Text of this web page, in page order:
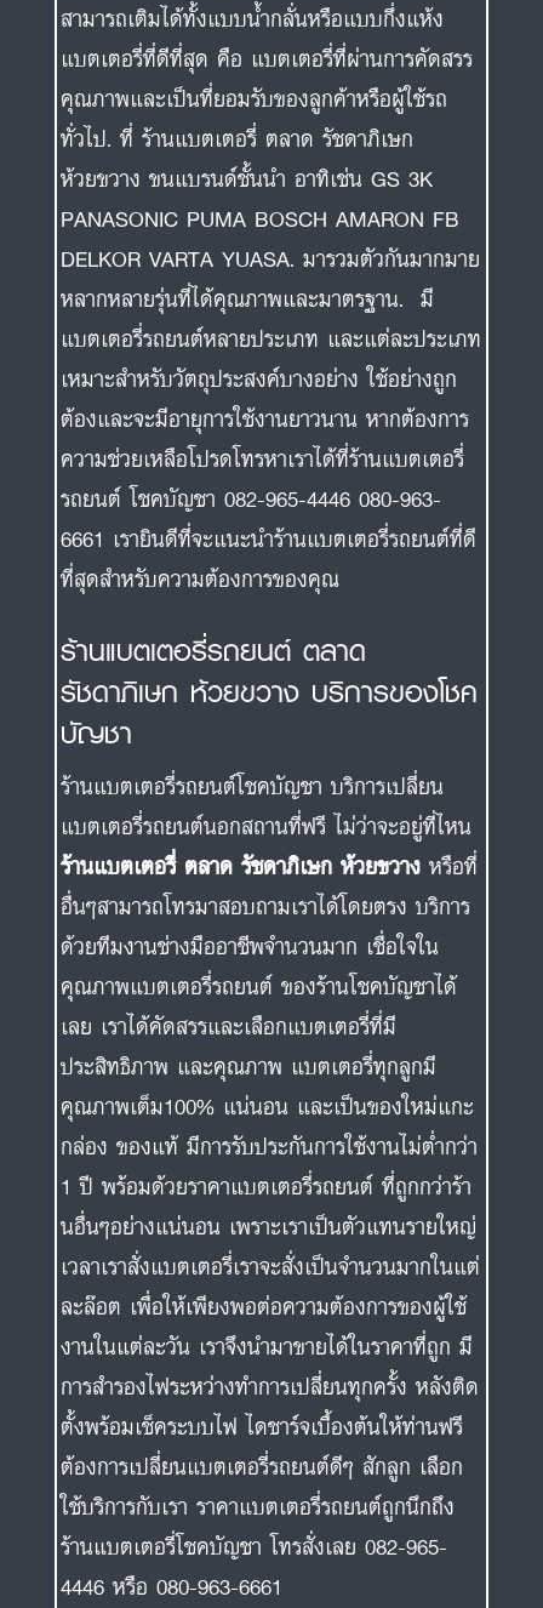
สามารถเติมได้ทั้งแบบน้ำกลั่นหรือแบบกึ่งแห้ง
แบตเตอรี่ที่ดีที่สุด คือ แบตเตอรี่ที่ผ่านการคัดสรร
คุณภาพและเป็นที่ยอมรับของลูกค้าหรือผู้ใช้รถ
ทั่วไป. ที่ ร้านแบตเตอรี่ ตลาด รัชดาภิเษก
ห้วยขวาง ขนแบรนด์ชั้นนำ อาทิเช่น GS 3K
PANASONIC PUMA BOSCH AMARON FB
DELKOR VARTA YUASA. มารวมตัวกันมากมาย
หลากหลายรุ่นที่ได้คุณภาพและมาตรฐาน. มี
แบตเตอรี่รถยนต์หลายประเภท และแต่ละประเภท
เหมาะสำหรับวัตถุประสงค์บางอย่าง ใช้อย่างถูก
ต้องและจะมีอายุการใช้งานยาวนาน หากต้องการ
ความช่วยเหลือโปรดโทรหาเราได้ที่ร้านแบตเตอรี่
รถยนต์ โชคบัญชา 082-965-4446 080-963-
6661 เรายินดีที่จะแนะนำร้านแบตเตอรี่รถยนต์ที่ดี
ที่สุดสำหรับความต้องการของคุณ
ร้านแบตเตอรี่รถยนต์ ตลาด
รัชดาภิเษก ห้วยขวาง บริการของโชค
บัญชา
ร้านแบตเตอรี่รถยนต์โชคบัญชา บริการเปลี่ยน
แบตเตอรี่รถยนต์นอกสถานที่ฟรี ไม่ว่าจะอยู่ที่ไหน
ร้านแบตเตอรี่ ตลาด รัชดาภิเษก ห้วยขวาง หรือที่
อื่นๆสามารถโทรมาสอบถามเราได้โดยตรง บริการ
ด้วยทีมงานช่างมืออาชีพจำนวนมาก เชื่อใจใน
คุณภาพแบตเตอรี่รถยนต์ ของร้านโชคบัญชาได้
เลย เราได้คัดสรรและเลือกแบตเตอรี่ที่มี
ประสิทธิภาพ และคุณภาพ แบตเตอรี่ทุกลูกมี
คุณภาพเต็ม100% แน่นอน และเป็นของใหม่แกะ
กล่อง ของแท้ มีการรับประกันการใช้งานไม่ต่ำกว่า
1 ปี พร้อมด้วยราคาแบตเตอรี่รถยนต์ ที่ถูกกว่าร้า
นอื่นๆอย่างแน่นอน เพราะเราเป็นตัวแทนรายใหญ่
เวลาเราสั่งแบตเตอรี่เราจะสั่งเป็นจำนวนมากในแต่
ละล๊อต เพื่อให้เพียงพอต่อความต้องการของผู้ใช้
งานในแต่ละวัน เราจึงนำมาขายได้ในราคาที่ถูก มี
การสำรองไฟระหว่างทำการเปลี่ยนทุกครั้ง หลังติด
ตั้งพร้อมเช็คระบบไฟ ไดชาร์จเบื้องต้นให้ท่านฟรี
ต้องการเปลี่ยนแบตเตอรี่รถยนต์ดีๆ สักลูก เลือก
ใช้บริการกับเรา ราคาแบตเตอรี่รถยนต์ถูกนึกถึง
ร้านแบตเตอรี่โชคบัญชา โทรสั่งเลย 082-965-
4446 หรือ 080-963-6661